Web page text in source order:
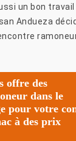
un bon
Andueza
offre des
dans le
pour votre
à des prix